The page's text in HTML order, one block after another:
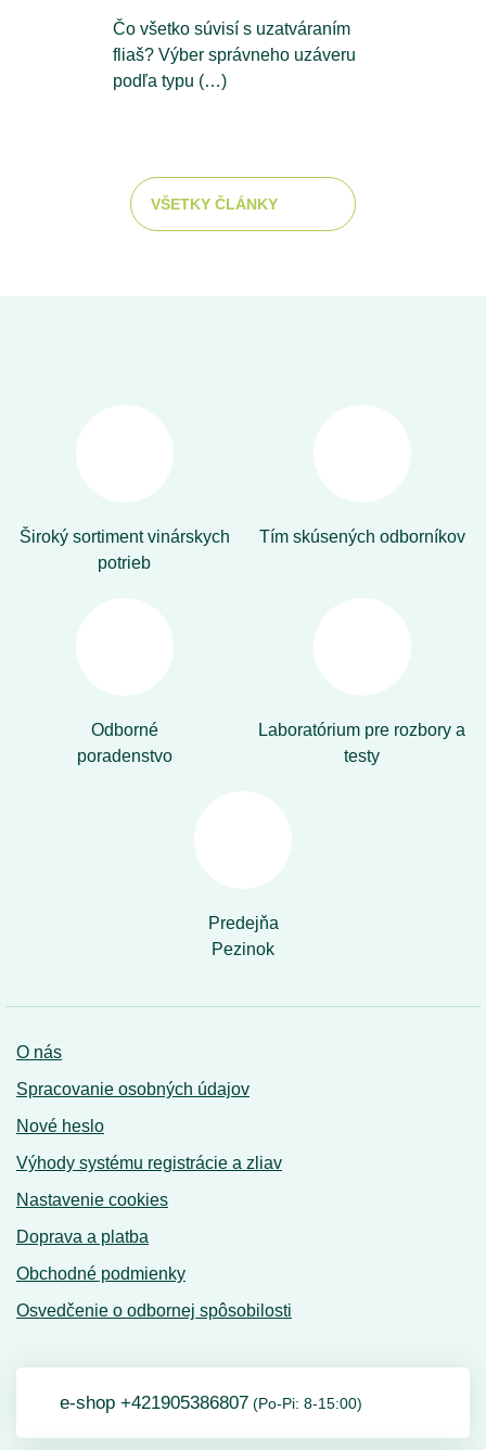
Čo všetko súvisí s uzatváraním
fliaš? Výber správneho uzáveru
podľa typu (…)
VŠETKY ČLÁNKY
Široký sortiment vinárskych
potrieb
Tím skúsených odborníkov
Odborné
poradenstvo
Laboratórium pre rozbory a
testy
Predejňa
Pezinok
O nás
Spracovanie osobných údajov
Nové heslo
Výhody systému registrácie a zliav
Nastavenie cookies
Doprava a platba
Obchodné podmienky
Osvedčenie o odbornej spôsobilosti
e-shop +421905386807 (Po-Pi: 8-15:00)